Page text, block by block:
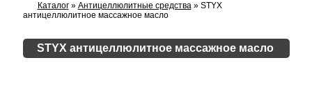
Каталог» Антицеллюлитные средства» STYX
антицеллюлитное массажное масло
STYX антицеллюлитное массажное масло